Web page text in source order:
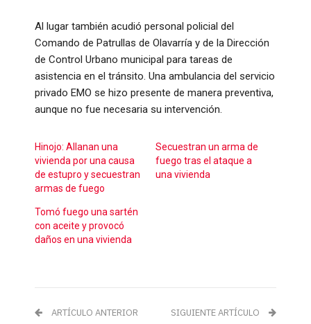
​Al lugar también acudió personal policial del
Comando de Patrullas de Olavarría y de la Dirección
de Control Urbano municipal para tareas de
asistencia en el tránsito. Una ambulancia del servicio
privado EMO se hizo presente de manera preventiva,
aunque no fue necesaria su intervención.
Hinojo: Allanan una
vivienda por una causa
de estupro y secuestran
armas de fuego
Secuestran un arma de
fuego tras el ataque a
una vivienda
Tomó fuego una sartén
con aceite y provocó
daños en una vivienda
ARTÍCULO ANTERIOR SIGUIENTE ARTÍCULO